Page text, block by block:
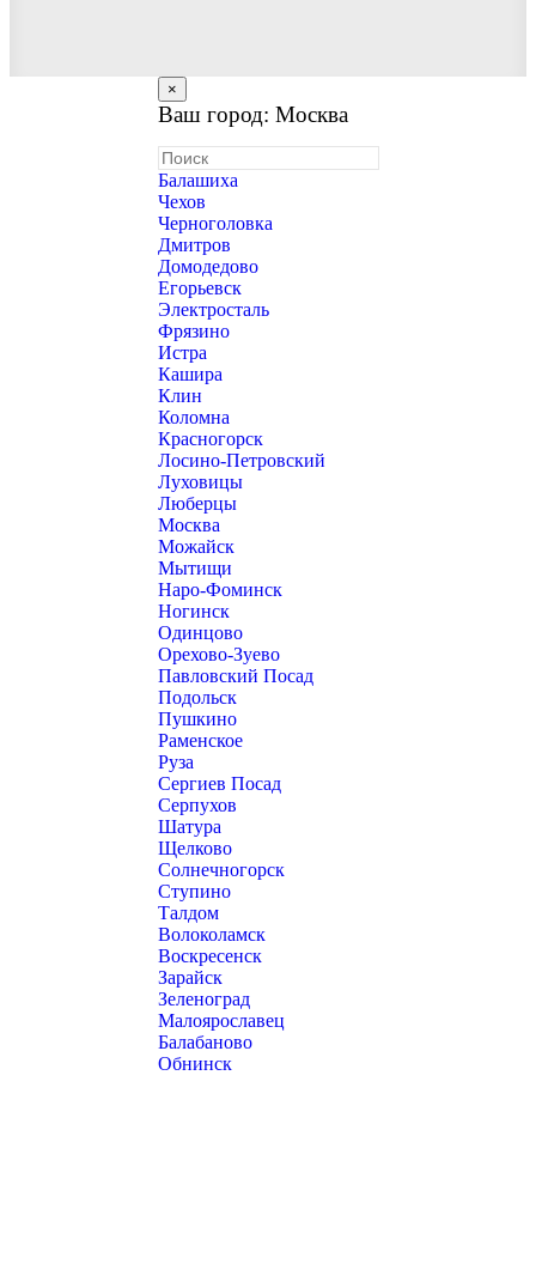
×
Ваш город: Москва
Балашиха
Чехов
Черноголовка
Дмитров
Домодедово
Егорьевск
Электросталь
Фрязино
Истра
Кашира
Клин
Коломна
Красногорск
Лосино-Петровский
Луховицы
Люберцы
Москва
Можайск
Мытищи
Наро-Фоминск
Ногинск
Одинцово
Орехово-Зуево
Павловский Посад
Подольск
Пушкино
Раменское
Руза
Сергиев Посад
Серпухов
Шатура
Щелково
Солнечногорск
Ступино
Талдом
Волоколамск
Воскресенск
Зарайск
Зеленоград
Малоярославец
Балабаново
Обнинск